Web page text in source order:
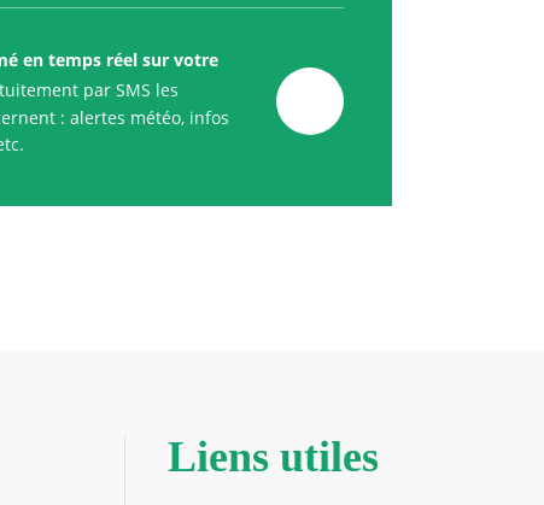
en temps réel sur votre
par SMS les
: alertes météo, infos
Liens utiles